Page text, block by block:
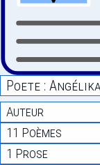
Poete :
Auteur
11 Poèmes
1 Prose